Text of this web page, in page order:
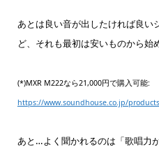
あとは良い音が出したければ良い
ど、それも最初は安いものから始
(*)MXR M222なら21,000円で購入可能:
https://www.soundhouse.co.jp/
あと…よく聞かれるのは「歌唱力